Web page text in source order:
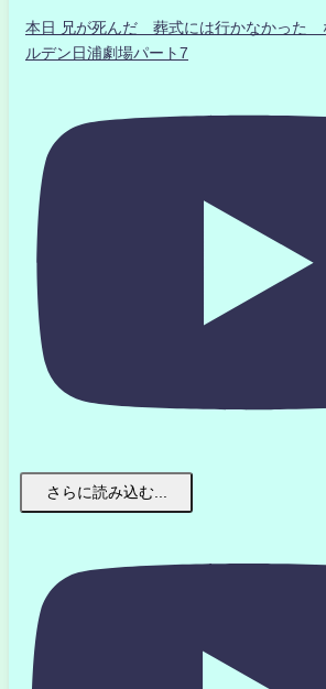
本日 兄が死んだ 葬式には行かなかった
ルデン日浦劇場パート7
さらに読み込む...